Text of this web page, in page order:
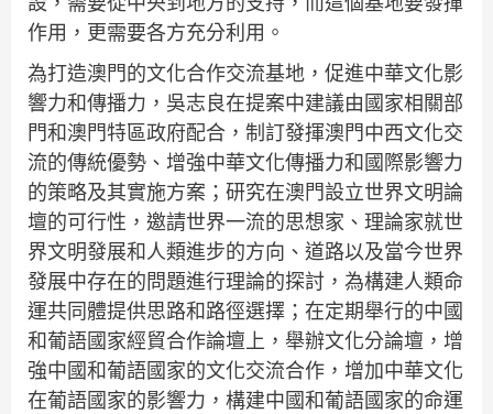
作用，更需要各方充分利用。
為打造澳門的文化合作交流基地，促進中華文化影
響力和傳播力，吳志良在提案中建議由國家相關部
門和澳門特區政府配合，制訂發揮澳門中西文化交
流的傳統優勢、增強中華文化傳播力和國際影響力
的策略及其實施方案；研究在澳門設立世界文明論
壇的可行性，邀請世界一流的思想家、理論家就世
界文明發展和人類進步的方向、道路以及當今世界
發展中存在的問題進行理論的探討，為構建人類命
運共同體提供思路和路徑選擇；在定期舉行的中國
和葡語國家經貿合作論壇上，舉辦文化分論壇，增
強中國和葡語國家的文化交流合作，增加中華文化
在葡語國家的影響力，構建中國和葡語國家的命運